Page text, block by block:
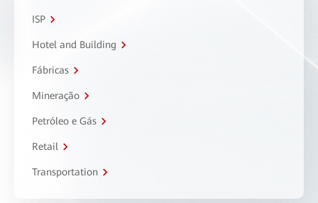
ISP
Hotel and Building
Fábricas
Mineração
Petróleo e Gás
Retail
Transportation